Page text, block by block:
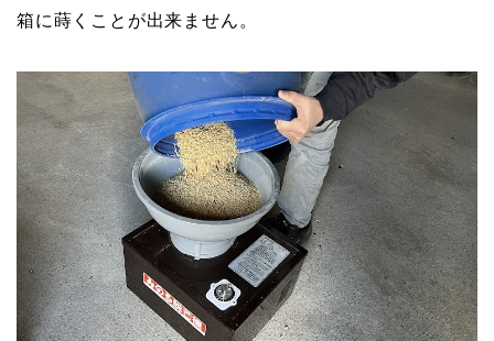
箱に蒔くことが出来ません。